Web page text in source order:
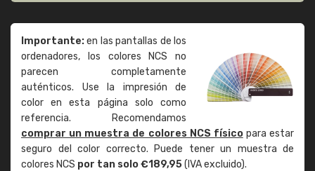
Importante:en las pantallas de los
ordenadores, los colores NCS no
parecen completamente
auténticos. Use la impresión de
color en esta página solo como
referencia. Recomendamos
comprar un muestra de colores NCS físicopara estar
seguro del color correcto. Puede tener un muestra de
colores NCS por tan solo €189,95(IVA excluido).